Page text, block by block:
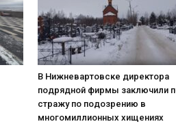
В Нижневартовске директора
подрядной фирмы заключили
стражу по подозрению в
многомиллионных хищениях